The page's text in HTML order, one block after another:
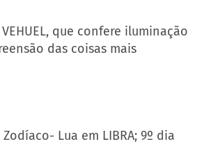
que confere iluminação
das coisas mais
Lua em LIBRA; 9º dia